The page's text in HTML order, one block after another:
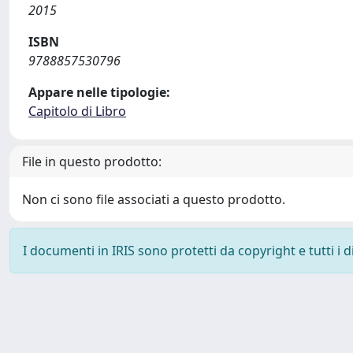
2015
ISBN
9788857530796
Appare nelle tipologie:
Capitolo di Libro
File in questo prodotto:
Non ci sono file associati a questo prodotto.
I documenti in IRIS sono protetti da copyright e tutti i